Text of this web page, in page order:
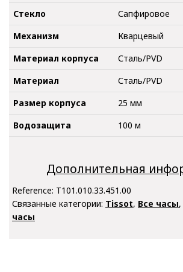
Стекло
Сапфировое
Механизм
Кварцевый
Материал корпуса
Сталь/PVD
Материал
Сталь/PVD
Размер корпуса
25 мм
Водозащита
100 м
Дополнительная
Reference: T101.010.33.451.00
Связанные категории: Tissot, Все часы,
часы